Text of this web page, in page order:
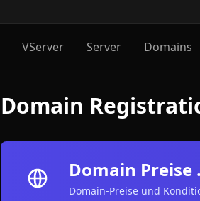
VServer Server Domains
Domain
Domain Preise
Domain-Preise und